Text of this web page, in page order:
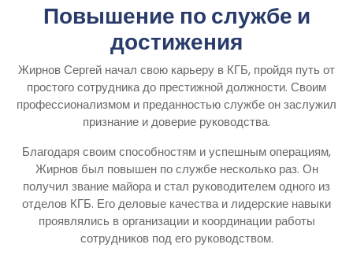
Повышение по службе и
достижения
Жирнов Сергей начал свою карьеру в КГБ, пройдя путь от
простого сотрудника до престижной должности. Своим
профессионализмом и преданностью службе он заслужил
признание и доверие руководства.
Благодаря своим способностям и успешным операциям,
Жирнов был повышен по службе несколько раз. Он
получил звание майора и стал руководителем одного из
отделов КГБ. Его деловые качества и лидерские навыки
проявлялись в организации и координации работы
сотрудников под его руководством.